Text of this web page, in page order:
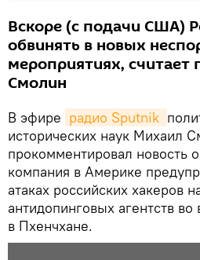
Вскоре (с подачи США)
обвинять в новых
мероприятиях, считает
Смолин
В эфире радио Sputnik
исторических наук Михаил
прокомментировал новость
компания в Америке
атаках российских хакеров
антидопинговых агентств
в Пхенчхане.